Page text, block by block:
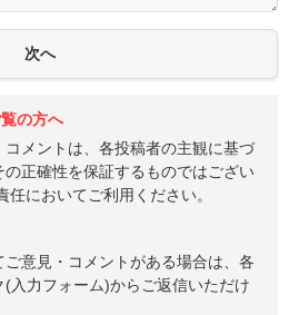
の方へ
メントは、各投稿者の主観に基づ
の正確性を保証するものではござい
任においてご利用ください。
意見・コメントがある場合は、各
入力フォーム)からご返信いただけ